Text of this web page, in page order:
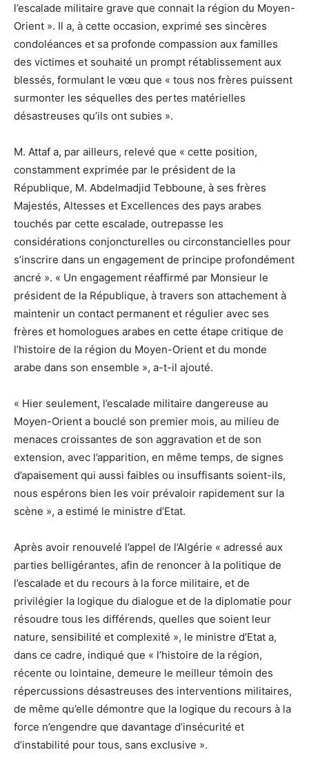
l’escalade militaire grave que connait la région du Moyen-
Orient ». Il a, à cette occasion, exprimé ses sincères
condoléances et sa profonde compassion aux familles
des victimes et souhaité un prompt rétablissement aux
blessés, formulant le vœu que « tous nos frères puissent
surmonter les séquelles des pertes matérielles
désastreuses qu’ils ont subies ».
M. Attaf a, par ailleurs, relevé que « cette position,
constamment exprimée par le président de la
République, M. Abdelmadjid Tebboune, à ses frères
Majestés, Altesses et Excellences des pays arabes
touchés par cette escalade, outrepasse les
considérations conjoncturelles ou circonstancielles pour
s’inscrire dans un engagement de principe profondément
ancré ». « Un engagement réaffirmé par Monsieur le
président de la République, à travers son attachement à
maintenir un contact permanent et régulier avec ses
frères et homologues arabes en cette étape critique de
l’histoire de la région du Moyen-Orient et du monde
arabe dans son ensemble », a-t-il ajouté.
« Hier seulement, l’escalade militaire dangereuse au
Moyen-Orient a bouclé son premier mois, au milieu de
menaces croissantes de son aggravation et de son
extension, avec l’apparition, en même temps, de signes
d’apaisement qui aussi faibles ou insuffisants soient-ils,
nous espérons bien les voir prévaloir rapidement sur la
scène », a estimé le ministre d’Etat.
Après avoir renouvelé l’appel de l’Algérie « adressé aux
parties belligérantes, afin de renoncer à la politique de
l’escalade et du recours à la force militaire, et de
privilégier la logique du dialogue et de la diplomatie pour
résoudre tous les différends, quelles que soient leur
nature, sensibilité et complexité », le ministre d’Etat a,
dans ce cadre, indiqué que « l’histoire de la région,
récente ou lointaine, demeure le meilleur témoin des
répercussions désastreuses des interventions militaires,
de même qu’elle démontre que la logique du recours à la
force n’engendre que davantage d’insécurité et
d’instabilité pour tous, sans exclusive ».